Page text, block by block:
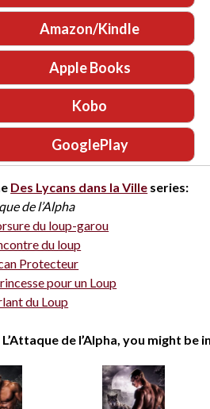
Amazon/Kindle
Apple Books
Kobo
GooglePlay
Des Lycans dans la Ville series:
de l’Alpha
du loup-garou
du loup
Protecteur
pour un Loup
du Loup
de l’Alpha, you might be